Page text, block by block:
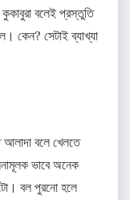
কুকাবুরা বলেই প্রস্তুতি
কেন? সেটাই ব্যাখ্যা
আলাদা বলে খেলতে
ভাবে অনেক
বল পুরনো হলে